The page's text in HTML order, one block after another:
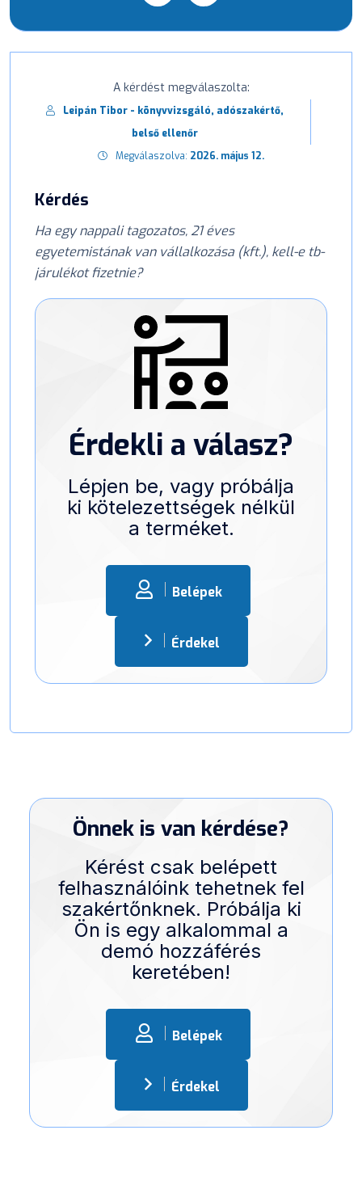
A kérdést megválaszolta:
Leipán Tibor - könyvvizsgáló, adószakértő,
belső ellenőr
Megválaszolva: 2026. május 12.
Kérdés
Ha egy nappali tagozatos, 21 éves
egyetemistának van vállalkozása (kft.), kell-e tb-
járulékot fizetnie?
Érdekli a válasz?
Lépjen be, vagy próbálja
ki kötelezettségek nélkül
a terméket.
Belépek
Érdekel
Önnek is van kérdése?
Kérést csak belépett
felhasználóink tehetnek fel
szakértőnknek. Próbálja ki
Ön is egy alkalommal a
demó hozzáférés
keretében!
Belépek
Érdekel